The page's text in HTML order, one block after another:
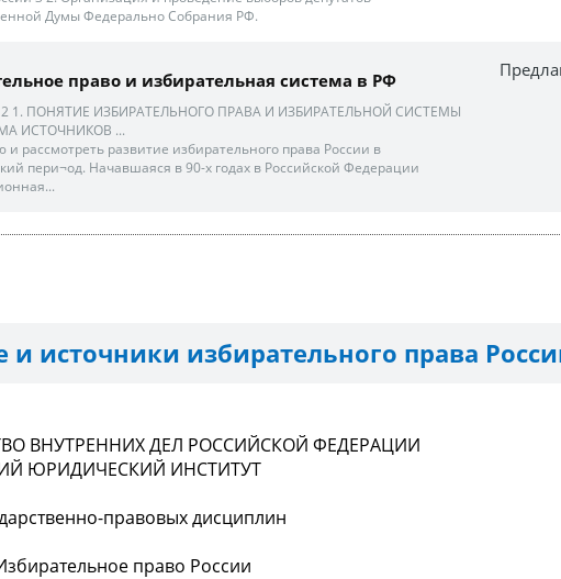
Думы Федерально Собрания РФ.
право и избирательная система в РФ
1. ПОНЯТИЕ ИЗБИРАТЕЛЬНОГО ПРАВА И ИЗБИРАТЕЛЬНОЙ СИСТЕМЫ
ИСТОЧНИКОВ ...
и рассмотреть развитие избирательного права России в
пери¬од. Начавшаяся в 90-х годах в Российской Федерации
и источники избирательного права
ВНУТРЕННИХ ДЕЛ РОССИЙСКОЙ ФЕДЕРАЦИИ
ЮРИДИЧЕСКИЙ ИНСТИТУТ
правовых дисциплин
право России